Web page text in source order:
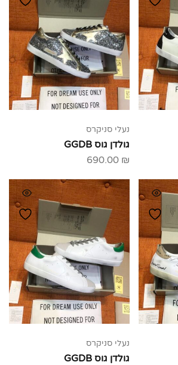
נעלי סניקרס
גולדן גוס GGDB
690.00 ₪
נעלי סניקרס
גולדן גוס GGDB